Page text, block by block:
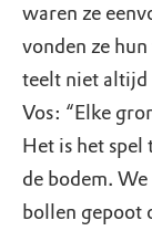
waren ze
vonden ze
teelt niet altijd
Vos: “Elke
Het is het
de bodem.
bollen gepoot